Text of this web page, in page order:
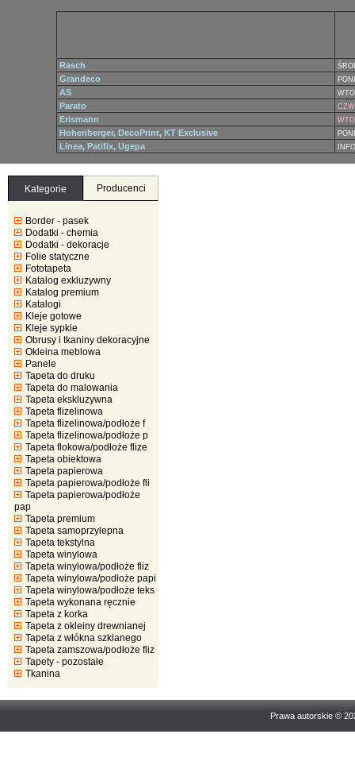
Rasch
Grandeco
AS
Parato
Erismann
Hohenberger, DecoPrint, KT Exclusive
Linea, Patifix, Ugepa
Kategorie Producenci
Border - pasek
Dodatki - chemia
Dodatki - dekoracje
Folie statyczne
Fototapeta
Katalog exkluzywny
Katalog premium
Katalogi
Kleje gotowe
Kleje sypkie
Obrusy i tkaniny dekoracyjne
Okleina meblowa
Panele
Tapeta do druku
Tapeta do malowania
Tapeta ekskluzywna
Tapeta flizelinowa
Tapeta flizelinowa/podłoże f
Tapeta flizelinowa/podłoże p
Tapeta flokowa/podłoże flize
Tapeta obiektowa
Tapeta papierowa
Tapeta papierowa/podłoże fli
Tapeta papierowa/podłoże
pap
Tapeta premium
Tapeta samoprzylepna
Tapeta tekstylna
Tapeta winylowa
Tapeta winylowa/podłoże fliz
Tapeta winylowa/podłoże papi
Tapeta winylowa/podłoże teks
Tapeta wykonana ręcznie
Tapeta z korka
Tapeta z okleiny drewnianej
Tapeta z włókna szklanego
Tapeta zamszowa/podłoże fliz
Tapety - pozostałe
Tkanina
Prawa autorskie ©